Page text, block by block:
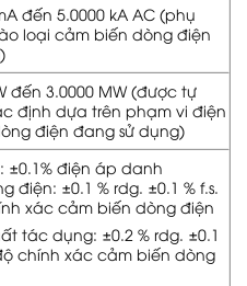
đến 5.0000 kA AC (phụ
loại cảm biến dòng điện
đến 3.0000 MW (được tự
định dựa trên phạm vi điện
điện đang sử dụng)
±0.1% điện áp danh
điện: ±0.1 % rdg. ±0.1 % f.s.
xác cảm biến dòng điện
tác dụng: ±0.2 % rdg. ±0.1
chính xác cảm biến dòng